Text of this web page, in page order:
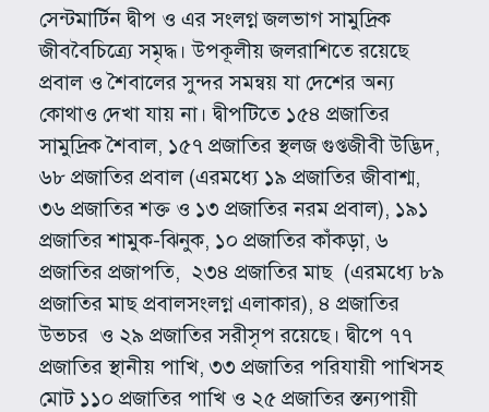
সেন্টমার্টিন দ্বীপ ও এর সংলগ্ন জলভাগ সামুদ্রিক
জীববৈচিত্র্যে সমৃদ্ধ। উপকূলীয় জলরাশিতে রয়েছে
প্রবাল ও শৈবালের সুন্দর সমন্বয় যা দেশের অন্য
কোথাও দেখা যায় না। দ্বীপটিতে ১৫৪ প্রজাতির
সামুদ্রিক শৈবাল, ১৫৭ প্রজাতির স্থলজ গুপ্তজীবী উদ্ভিদ,
৬৮ প্রজাতির প্রবাল (এরমধ্যে ১৯ প্রজাতির জীবাশ্ম,
৩৬ প্রজাতির শক্ত ও ১৩ প্রজাতির নরম প্রবাল), ১৯১
প্রজাতির শামুক-ঝিনুক, ১০ প্রজাতির কাঁকড়া, ৬
প্রজাতির প্রজাপতি, ২৩৪ প্রজাতির মাছ (এরমধ্যে ৮৯
প্রজাতির মাছ প্রবালসংলগ্ন এলাকার), ৪ প্রজাতির
উভচর ও ২৯ প্রজাতির সরীসৃপ রয়েছে। দ্বীপে ৭৭
প্রজাতির স্থানীয় পাখি, ৩৩ প্রজাতির পরিযায়ী পাখিসহ
মোট ১১০ প্রজাতির পাখি ও ২৫ প্রজাতির স্তন্যপায়ী